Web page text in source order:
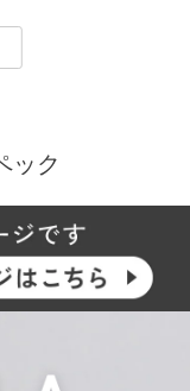
CLEAR（クリア）
TORIC（トーリッ
るにあたり、新イメ
ォン）さんが就任
ーウィーク）／CLE
盛れるタイプ、普
ック